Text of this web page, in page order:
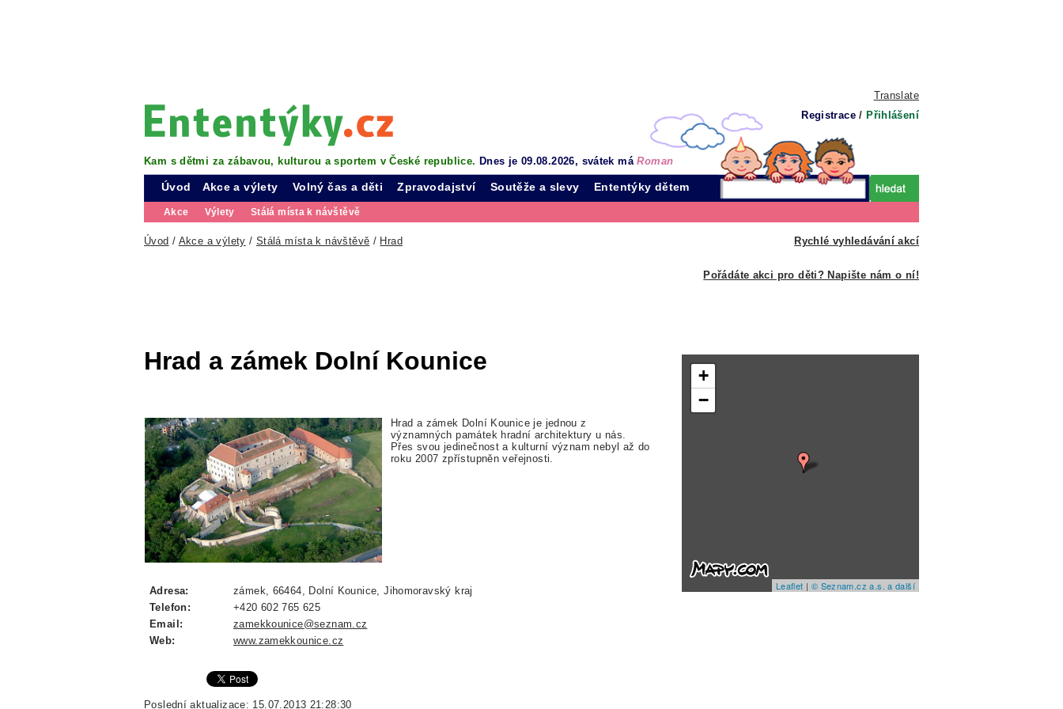
Translate
Registrace / Přihlášení
Kam s dětmi za zábavou, kulturou a sportem v České republice. Dnes je 09.08.2026, svátek máRoman
Úvod Akce a výlety
Akce Výlety Stálá místa k návštěvě
Volný čas a děti Zpravodajství Soutěže a slevy Ententýky dětem
Rychlé vyhledávání akcí
Úvod / Akce a výlety / Stálá místa k návštěvě / Hrad
Pořádáte akci pro děti? Napište nám o ní!
Hrad a zámek Dolní Kounice
Hrad a zámek Dolní Kounice je jednou z
významných památek hradní architektury u nás.
Přes svou jedinečnost a kulturní význam nebyl až do
roku 2007 zpřístupněn veřejnosti.
Adresa:
zámek, 66464, Dolní Kounice, Jihomoravský kraj
Telefon:
+420 602 765 625
Email:
zamekkounice@seznam.cz
Web:
www.zamekkounice.cz
Poslední aktualizace: 15.07.2013 21:28:30
+
−
Leaflet | © Seznam.cz a.s. a další